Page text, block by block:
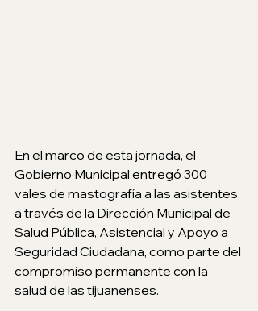
En el marco de esta jornada, el
Gobierno Municipal entregó 300
vales de mastografía a las asistentes,
a través de la Dirección Municipal de
Salud Pública, Asistencial y Apoyo a
Seguridad Ciudadana, como parte del
compromiso permanente con la
salud de las tijuanenses.